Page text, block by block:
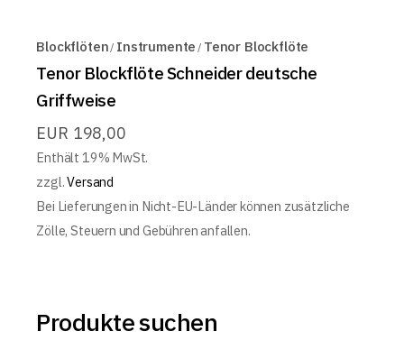
Blockflöten Instrumente Tenor Blockflöte
Tenor Blockflöte Schneider deutsche
Griffweise
EUR 198,00
Enthält 19% MwSt.
zzgl.Versand
Bei Lieferungen in Nicht-EU-Länder können zusätzliche
Zölle, Steuern und Gebühren anfallen.
Produkte suchen